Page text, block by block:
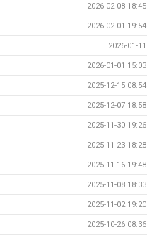
2026-02-08 18:45
2026-02-01 19:54
2026-01-11
2026-01-01 15:03
2025-12-15 08:54
2025-12-07 18:58
2025-11-30 19:26
2025-11-23 18:28
2025-11-16 19:48
2025-11-08 18:33
2025-11-02 19:20
2025-10-26 08:36